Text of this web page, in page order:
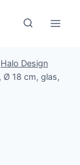
Halo Design
Ø 18 cm, glas,